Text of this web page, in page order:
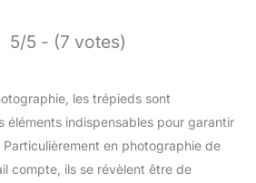
5/5 - (7 votes)
les trépieds sont
éléments indispensables pour garantir
en photographie de
compte, ils se révèlent être de